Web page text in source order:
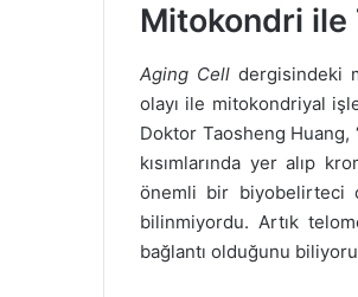
Mitokondri ile
Aging Cell dergisindeki
olayı ile mitokondriyal
Doktor Taosheng
kısımlarında yer alıp
önemli bir biyobelirteci
bilinmiyordu. Artık
bağlantı olduğunu